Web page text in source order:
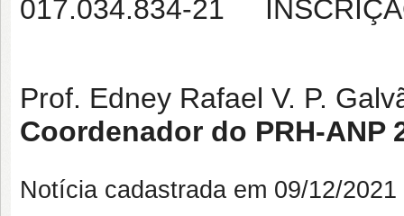
017.034.834-21
Prof. Edney Rafael V. P.
Coordenador do PRH-ANP
Notícia cadastrada em 09/12/